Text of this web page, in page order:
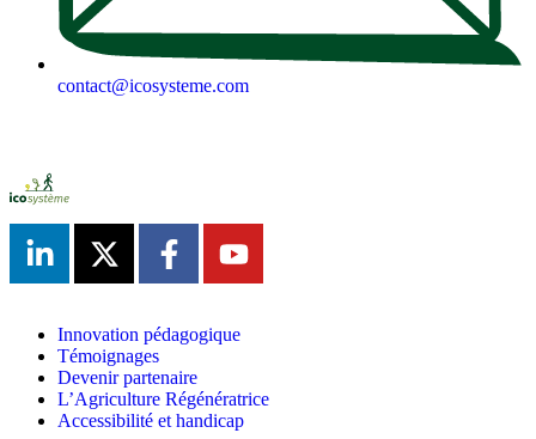
contact@icosysteme.com
Innovation pédagogique
Témoignages
Devenir partenaire
L’Agriculture Régénératrice
Accessibilité et handicap